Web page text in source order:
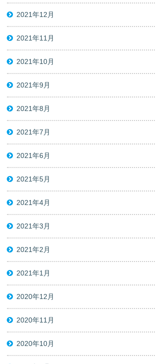
2021年12月
2021年11月
2021年10月
2021年9月
2021年8月
2021年7月
2021年6月
2021年5月
2021年4月
2021年3月
2021年2月
2021年1月
2020年12月
2020年11月
2020年10月